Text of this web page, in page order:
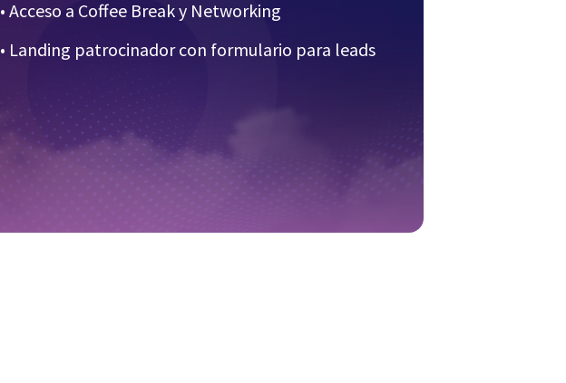
• Acceso a Coffee Break y Networking
• Landing patrocinador con formulario para leads